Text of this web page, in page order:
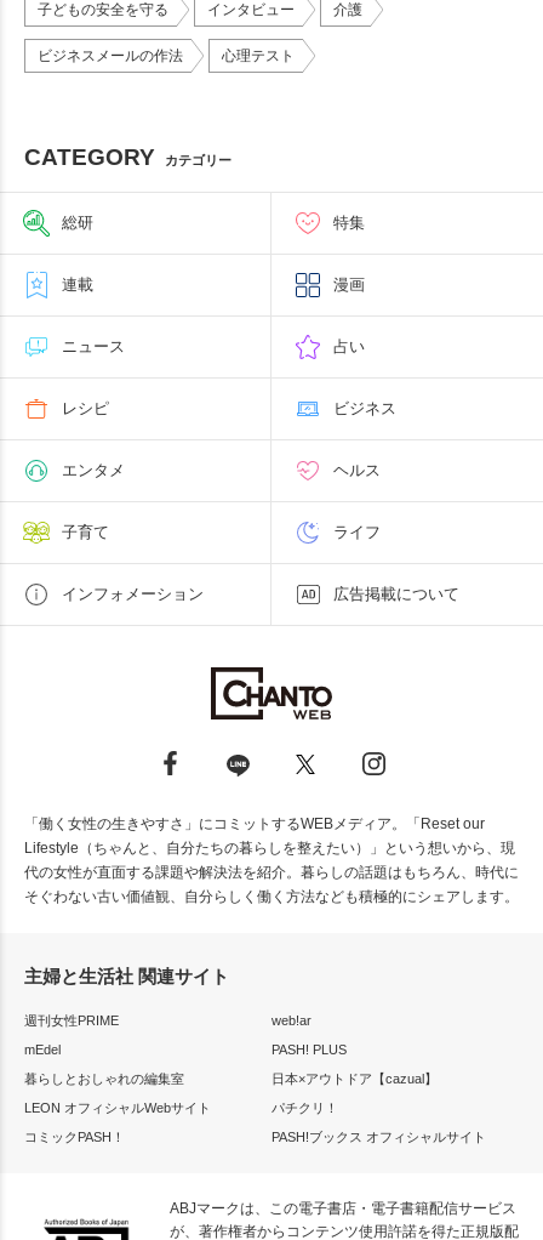
子どもの安全を守る インタビュー 介護
ビジネスメールの作法 心理テスト
CATEGORY カテゴリー
総研 特集
連載 漫画
ニュース 占い
レシピ ビジネス
エンタメ ヘルス
子育て ライフ
インフォメーション 広告掲載について
「働く女性の生きやすさ」にコミットするWEBメディア。「Reset our
Lifestyle（ちゃんと、自分たちの暮らしを整えたい）」という想いから、現
代の女性が直面する課題や解決法を紹介。暮らしの話題はもちろん、時代に
そぐわない古い価値観、自分らしく働く方法なども積極的にシェアします。
主婦と生活社 関連サイト
週刊女性PRIME
web!ar
mEdel
PASH! PLUS
暮らしとおしゃれの編集室
日本×アウトドア【cazual】
LEON オフィシャルWebサイト
パチクリ！
コミックPASH！
PASH!ブックス オフィシャルサイト
ABJマークは、この電子書店・電子書籍配信サービス
が、著作権者からコンテンツ使用許諾を得た正規版配